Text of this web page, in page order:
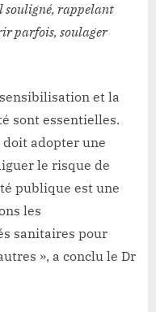
souligné, rappelant
parfois, soulager
et la
sont essentielles.
adopter une
le risque de
publique est une
les
sanitaires pour
», a conclu le Dr